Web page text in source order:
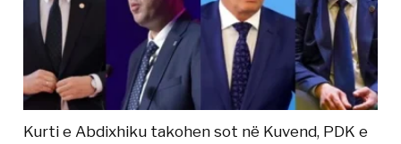
Kurti e Abdixhiku takohen sot në Kuvend, PDK e